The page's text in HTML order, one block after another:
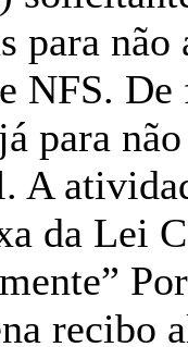
para
NFS.
para
A
da Lei
recibo